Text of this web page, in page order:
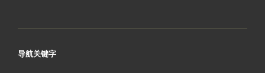
导航关键字